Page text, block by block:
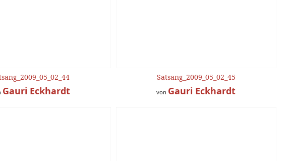
Gauri Eckhardt
Satsang_2009_05_02_45
von Gauri Eckhardt